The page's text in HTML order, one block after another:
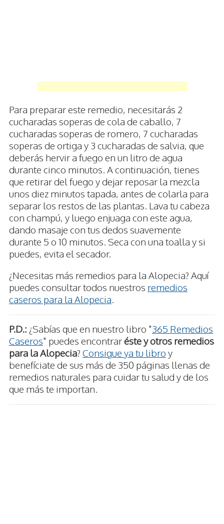
Para preparar este remedio, necesitarás 2
cucharadas soperas de cola de caballo, 7
cucharadas soperas de romero, 7 cucharadas
soperas de ortiga y 3 cucharadas de salvia, que
deberás hervir a fuego en un litro de agua
durante cinco minutos. A continuación, tienes
que retirar del fuego y dejar reposar la mezcla
unos diez minutos tapada, antes de colarla para
separar los restos de las plantas. Lava tu cabeza
con champú, y luego enjuaga con este agua,
dando masaje con tus dedos suavemente
durante 5 o 10 minutos. Seca con una toalla y si
puedes, evita el secador.
¿Necesitas más remedios para la Alopecia? Aquí
puedes consultar todos nuestros remedios
caseros para la Alopecia
P.D.: ¿Sabías que en nuestro libro "365 Remedios
Caseros" puedes encontraréste y otros remedios
para la Alopecia? Consigue ya tu libro y
benefíciate de sus más de 350 páginas llenas de
remedios naturales para cuidar tu salud y de los
que más te importan.